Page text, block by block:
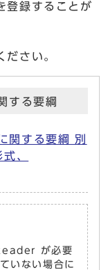
登録することが
ださい。
する要綱
関する要綱 別
、
が必要
いない場合に